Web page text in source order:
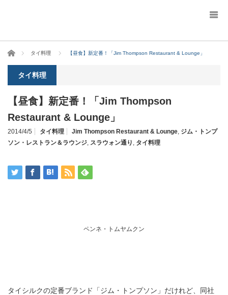
ホーム タイ料理 【昼食】新定番！「Jim Thompson Restaurant & Lounge」
タイ料理
【昼食】新定番！「Jim Thompson
Restaurant & Lounge」
2014/4/5 タイ料理 Jim Thompson Restaurant & Lounge, ジム・トンプ
ソン・レストラン＆ラウンジ, スラウォン通り , タイ料理
ペンネ・トムヤムクン
タイシルクの定番ブランド「ジム・トンプソン」だけれど、同社